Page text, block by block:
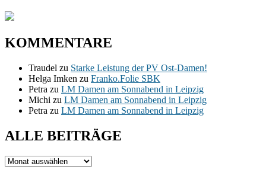
KOMMENTARE
Traudel zu Starke Leistung der PV Ost-Damen!
Helga Imken zu Franko.Folie SBK
Petra zu LM Damen am Sonnabend in Leipzig
Michi zu LM Damen am Sonnabend in Leipzig
Petra zu LM Damen am Sonnabend in Leipzig
ALLE BEITRÄGE
ALLE